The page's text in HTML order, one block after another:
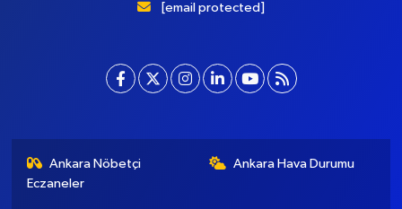
[email protected]
Ankara Nöbetçi
Eczaneler
Ankara Hava Durumu